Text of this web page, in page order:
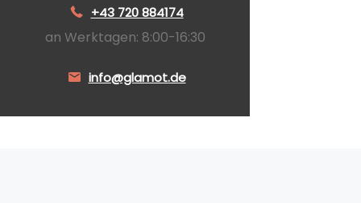
+43 720 884174
an Werktagen: 8:00-16:30
info@glamot.de